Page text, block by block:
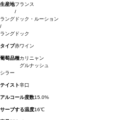
生産地フランス
/
ラングドック・ルーション
/
ラングドック
タイプ赤ワイン
葡萄品種カリニャン
グルナッシュ
シラー
テイスト辛口
アルコール度数15.0%
サーブする温度16℃